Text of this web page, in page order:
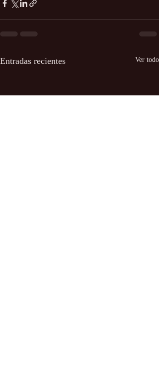
Entradas recientes Ver todo